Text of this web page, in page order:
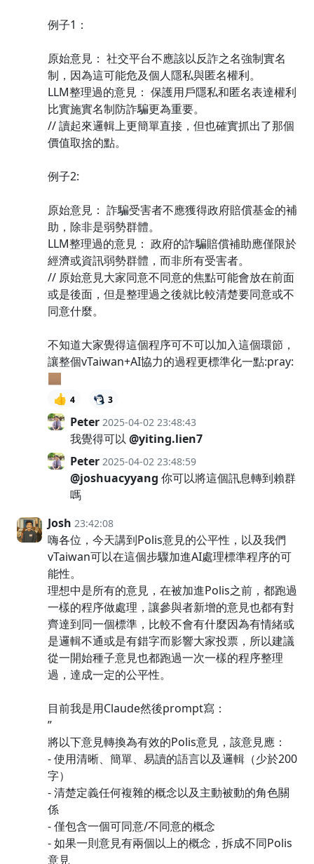
例子1：
原始意見： 社交平台不應該以反詐之名強制實名
制，因為這可能危及個人隱私與匿名權利。
LLM整理過的意見： 保護用戶隱私和匿名表達權利
比實施實名制防詐騙更為重要。
// 讀起來邏輯上更簡單直接，但也確實抓出了那個
價值取捨的點。
例子2:
原始意見： 詐騙受害者不應獲得政府賠償基金的補
助，除非是弱勢群體。
LLM整理過的意見： 政府的詐騙賠償補助應僅限於
經濟或資訊弱勢群體，而非所有受害者。
// 原始意見大家同意不同意的焦點可能會放在前面
或是後面，但是整理過之後就比較清楚要同意或不
同意什麼。
不知道大家覺得這個程序可不可以加入這個環節，
讓整個vTaiwan+AI協力的過程更標準化一點:pray:
👍 4 3
Peter 2025-04-02 23:48:43
我覺得可以@yiting.lien7
Peter 2025-04-02 23:48:59
@joshuacyyang 你可以將這個訊息轉到賴群
嗎
Josh 23:42:08
嗨各位，今天講到Polis意見的公平性，以及我們
vTaiwan可以在這個步驟加進AI處理標準程序的可
能性。
理想中是所有的意見，在被加進Polis之前，都跑過
一樣的程序做處理，讓參與者新增的意見也都有對
齊達到同一個標準，比較不會有什麼因為有情緒或
是邏輯不通或是有錯字而影響大家投票，所以建議
從一開始種子意見也都跑過一次一樣的程序整理
過，達成一定的公平性。
目前我是用Claude然後prompt寫：
”
將以下意見轉換為有效的Polis意見，該意見應：
- 使用清晰、簡單、易讀的語言以及邏輯（少於200
字）
- 清楚定義任何複雜的概念以及主動被動的角色關
係
- 僅包含一個可同意/不同意的概念
- 如果一則意見有兩個以上的概念，拆成不同Polis
意見